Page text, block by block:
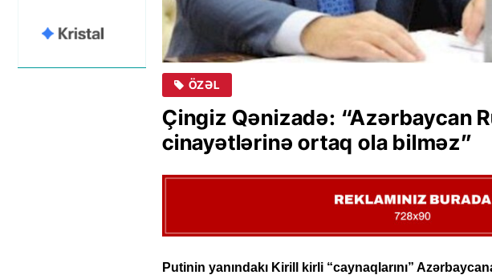
ÖZƏL
Çingiz Qənizadə: “Azərbaycan
cinayətlərinə ortaq ola bilməz”
Putinin yanındakı Kirill kirli “caynaqlarını”